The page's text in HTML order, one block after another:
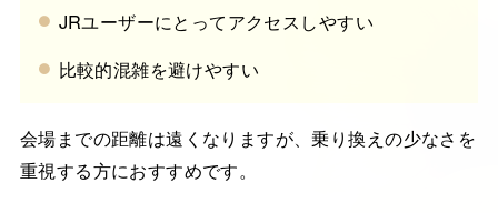
JRユーザーにとってアクセスしやすい
比較的混雑を避けやすい
会場までの距離は遠くなりますが、乗り換えの少なさを
重視する方におすすめです。